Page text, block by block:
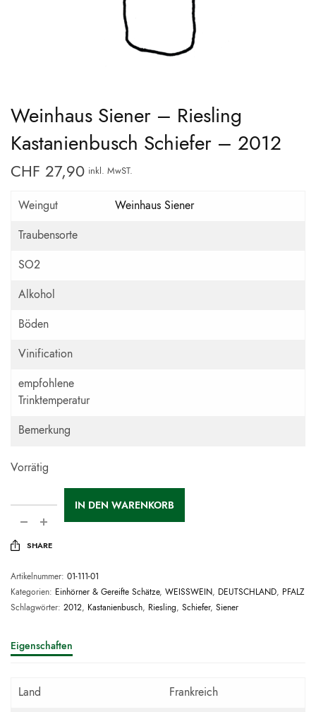
Weinhaus Siener – Riesling
Kastanienbusch Schiefer – 2012
CHF 27,90 inkl. MwST.
Weingut
Weinhaus Siener
Traubensorte
SO2
Alkohol
Böden
Vinification
empfohlene
Trinktemperatur
Bemerkung
Vorrätig
IN DEN WARENKORB
SHARE
Artikelnummer: 01-111-01
Kategorien: Einhörner & Gereifte Schätze, WEISSWEIN, DEUTSCHLAND, PFALZ
Schlagwörter: 2012, Kastanienbusch, Riesling, Schiefer, Siener
Eigenschaften
Land
Frankreich